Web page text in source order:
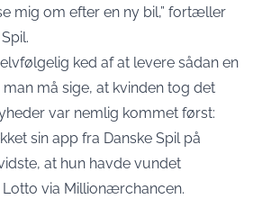
mig om efter en ny bil,” fortæller
ked af at levere sådan en
må sige, at kvinden tog det
var nemlig kommet først:
sin app fra Danske Spil på
at hun havde vundet
via Millionærchancen.